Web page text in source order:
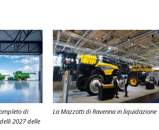
di
2027 delle
La Mazzotti di Ravenna in liquidazione